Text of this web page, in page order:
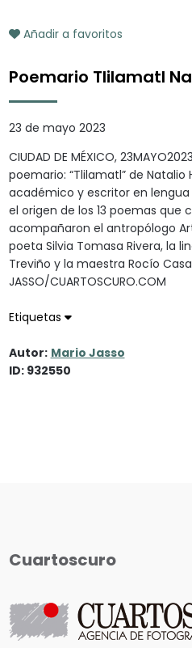
Añadir a favoritos
Poemario Tlilamatl
23 de mayo 2023
CIUDAD DE MÉXICO,
poemario: “Tlilamatl” de Natalio
académico y escritor en lengua
el origen de los 13 poemas que
acompañaron el antropólogo
poeta Silvia Tomasa Rivera, la
Treviño y la maestra Rocío
JASSO/CUARTOSCURO.COM
Etiquetas
Autor: Mario Jasso
ID: 932550
Cuartoscuro